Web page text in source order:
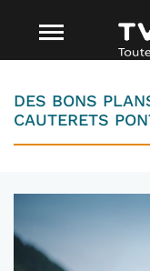
DES BONS
CAUTERETS